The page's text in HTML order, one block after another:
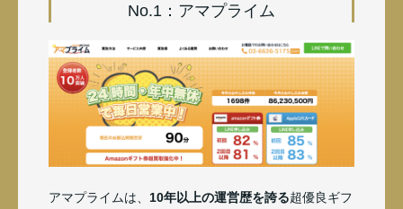
No.1：アマプライム
アマプライムは、 10年以上の運営歴を誇る超優良ギフ